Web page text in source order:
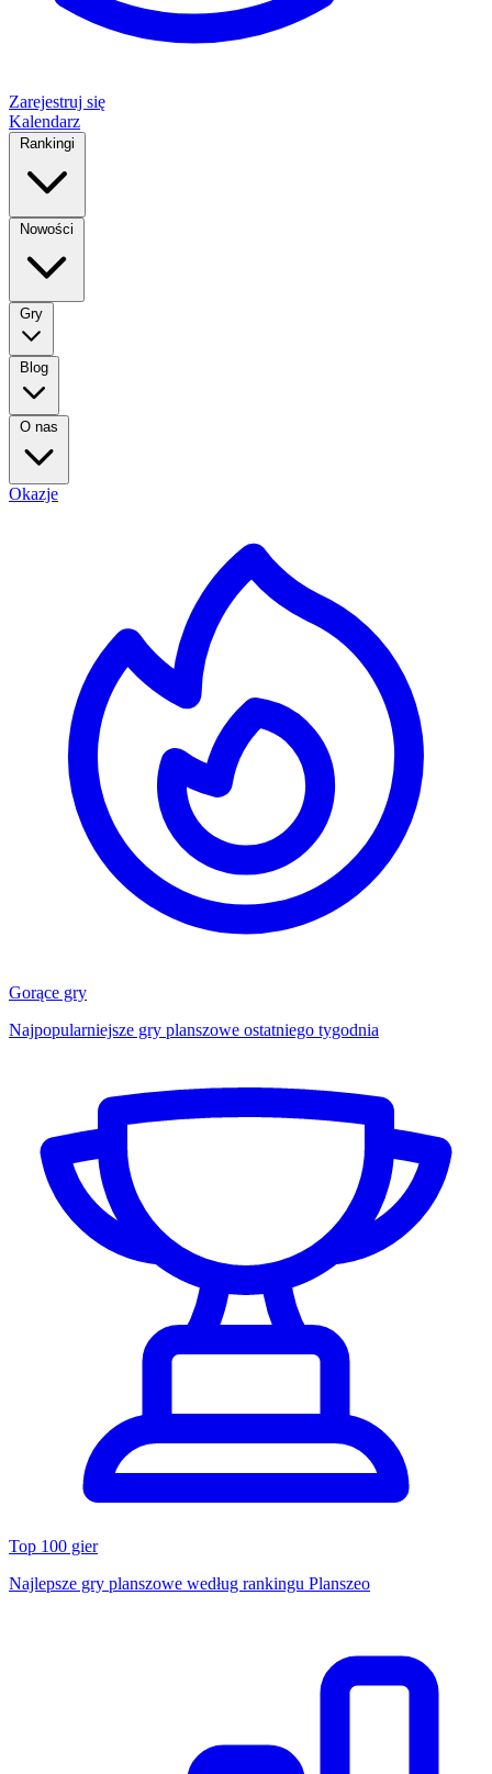
Zarejestruj się
Kalendarz
Rankingi
Nowości
Gry
Blog
O nas
Okazje
Gorące gry
Najpopularniejsze gry planszowe ostatniego tygodnia
Top 100 gier
Najlepsze gry planszowe według rankingu Planszeo